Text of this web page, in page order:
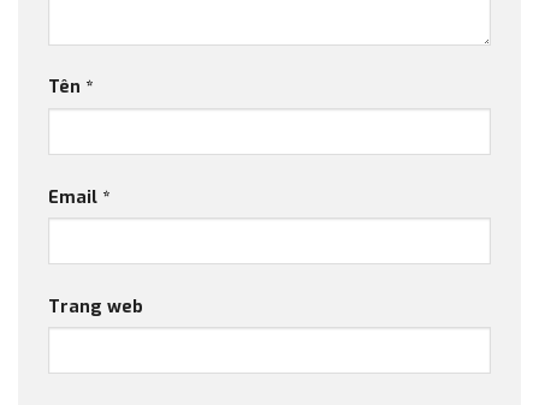
Tên *
Email *
Trang web